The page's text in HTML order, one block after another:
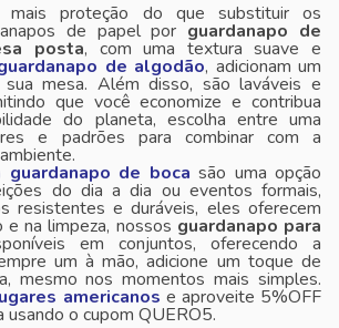
mais proteção do que substituir os
de papel por guardanapo de
posta, com uma textura suave e
de algodão, adicionam um
mesa. Além disso, são laváveis ​​e
que você economize e contribua
do planeta, escolha entre uma
e padrões para combinar com a
de boca são uma opção
do dia a dia ou eventos formais,
resistentes e duráveis, eles oferecem
na limpeza, nossos guardanapo para
em conjuntos, oferecendo a
um à mão, adicione um toque de
mesmo nos momentos mais simples.
americanos e aproveite 5%OFF
usando o cupom QUERO5.